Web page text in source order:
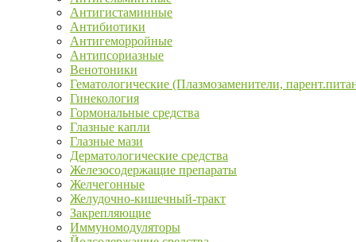
Антигистаминные
Антибиотики
Антигеморройные
Антипсориазные
Венотоники
Гематологические (Плазмозаменители,
Гинекология
Гормональные средства
Глазные капли
Глазные мази
Дерматологические средства
Железосодержащие препараты
Желчегонные
Желудочно-кишечный-тракт
Закрепляющие
Иммуномодуляторы